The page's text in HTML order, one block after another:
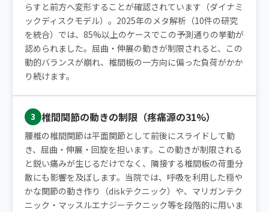
らすと前方へ変形することが確認されています（ダイナミ
ックディスクモデル）。2025年のメタ解析（10件の研究
を統合）では、85%以上のケースでこの予測通りの挙動が
認められました。屈曲・伸展の動きが制限されると、この
動的バランスが崩れ、椎間板の一方向に偏った負荷がかか
り続けます。
3 椎間関節の動きの制限（疼痛源の31%）
腰椎の椎間関節は平面関節として前後にスライドして動
き、屈曲・伸展・回旋を担います。この動きが制限される
と鋭い痛みが生じるだけでなく、隣接する椎間板の荷重分
散にも影響を及ぼします。当院では、呼吸を利用した穏や
かな関節の動き作り（diskテクニック）や、マリガンテク
ニック・マッスルエナジーテクニック等を段階的に用いま